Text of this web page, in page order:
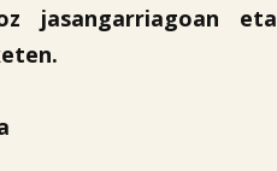
jasangarriagoan eta